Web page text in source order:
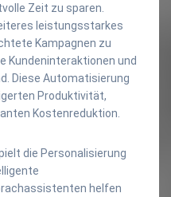
Zeit zu sparen.
leistungsstarkes
Kampagnen zu
Kundeninteraktionen und
Diese Automatisierung
Produktivität,
Kostenreduktion.
die Personalisierung
helfen